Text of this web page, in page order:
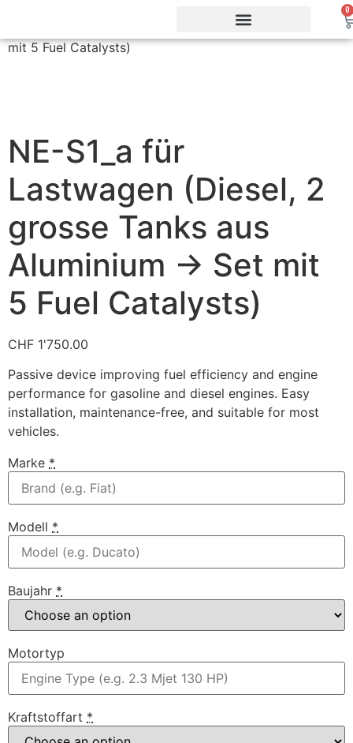
0
/ NE-S1_a für
Lastwagen (Diesel, 2 grosse Tanks aus Aluminium -> Set
mit 5 Fuel Catalysts)
NE-S1_a für
Lastwagen (Diesel, 2
grosse Tanks aus
Aluminium -> Set mit
5 Fuel Catalysts)
CHF 1'750.00
Passive device improving fuel efficiency and engine
performance for gasoline and diesel engines. Easy
installation, maintenance-free, and suitable for most
vehicles.
Marke *
Modell *
Baujahr *
Motortyp
Kraftstoffart *